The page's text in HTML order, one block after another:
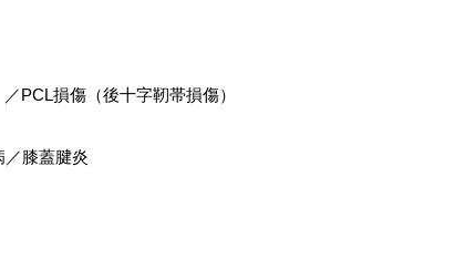
PCL損傷（後十字靭帯損傷）
／膝蓋腱炎